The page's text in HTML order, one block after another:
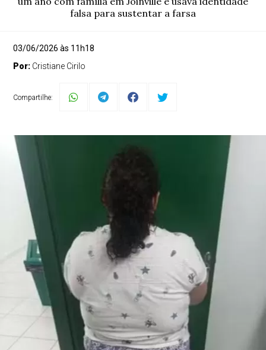
falsa para sustentar a farsa
03/06/2026 às 11h18
Por: Cristiane Cirilo
Compartilhe: